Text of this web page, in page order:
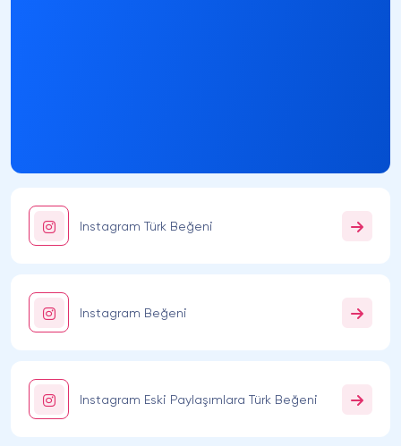
Instagram Türk Beğeni
Instagram Beğeni
Instagram Eski Paylaşımlara Türk Beğeni